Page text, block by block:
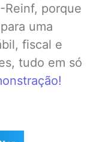
Reinf, porque
uma
fiscal e
tudo em só